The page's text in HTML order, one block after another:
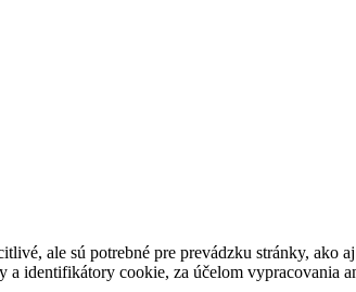
ale sú potrebné pre prevádzku stránky,
a identifikátory cookie, za účelom vypracovania